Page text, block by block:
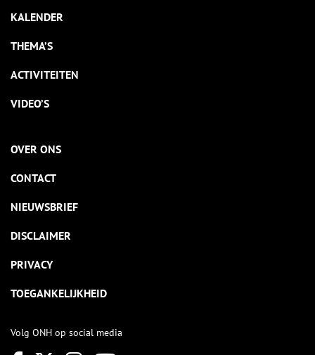
KALENDER
THEMA’S
ACTIVITEITEN
VIDEO’S
OVER ONS
CONTACT
NIEUWSBRIEF
DISCLAIMER
PRIVACY
TOEGANKELIJKHEID
Volg ONH op social media